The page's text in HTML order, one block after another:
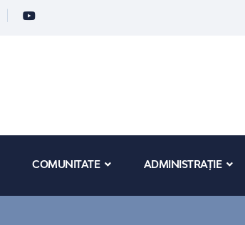
COMUNITATE ADMINISTRAȚIE